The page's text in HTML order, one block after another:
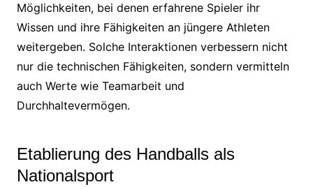
Möglichkeiten, bei denen erfahrene Spieler ihr
Wissen und ihre Fähigkeiten an jüngere Athleten
weitergeben. Solche Interaktionen verbessern nicht
nur die technischen Fähigkeiten, sondern vermitteln
auch Werte wie Teamarbeit und
Durchhaltevermögen.
Etablierung des Handballs als
Nationalsport